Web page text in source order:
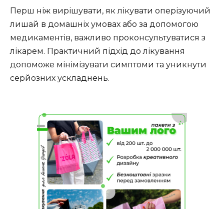
Перш ніж вирішувати, як лікувати оперізуючий
лишай в домашніх умовах або за допомогою
медикаментів, важливо проконсультуватися з
лікарем. Практичний підхід до лікування
допоможе мінімізувати симптоми та уникнути
серйозних ускладнень.